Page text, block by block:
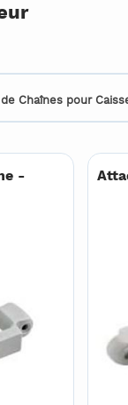
Chaînes pour
-